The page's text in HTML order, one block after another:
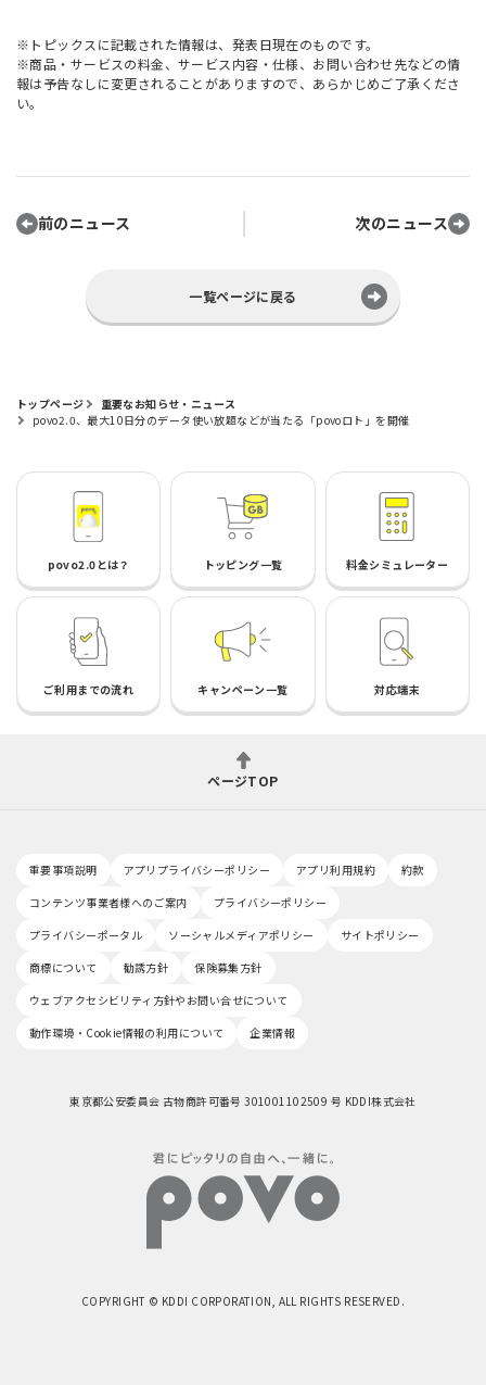
※トピックスに記載された情報は、発表日現在のものです。
※商品・サービスの料金、サービス内容・仕様、お問い合わせ先などの情
報は予告なしに変更されることがありますので、あらかじめご了承くださ
い。
前のニュース 次のニュース
一覧ページに戻る
トップページ
重要なお知らせ・ニュース
povo2.0、最大10日分のデータ使い放題などが当たる「povoロト」を開催
povo2.0とは？ トッピング一覧 料金シミュレーター
ご利用までの流れ キャンペーン一覧 対応端末
ページTOP
重要事項説明 アプリプライバシーポリシー アプリ利用規約
約款
コンテンツ事業者様へのご案内
プライバシーポリシー
プライバシーポータル
ソーシャルメディアポリシー
サイトポリシー
商標について
勧誘方針
保険募集方針
ウェブアクセシビリティ方針やお問い合せについて
動作環境・Cookie情報の利用について
企業情報
東京都公安委員会 古物商許可番号 301001102509 号 KDDI株式会社
COPYRIGHT © KDDI CORPORATION, ALL RIGHTS RESERVED.